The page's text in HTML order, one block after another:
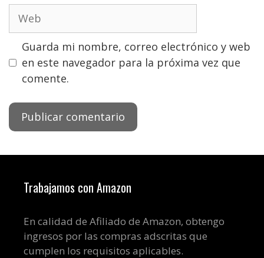
Guarda mi nombre, correo electrónico y web
en este navegador para la próxima vez que
comente.
Trabajamos con Amazon
En calidad de Afiliado de Amazon, obtengo
ingresos por las compras adscritas que
cumplen los requisitos aplicables.